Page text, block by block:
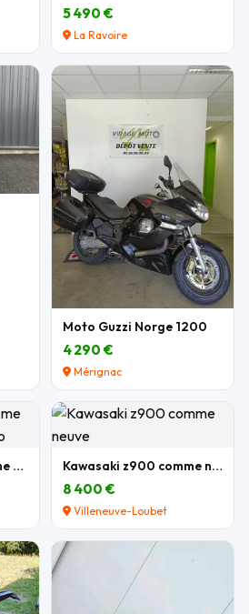
5 490 €
La Ravoire
Moto Guzzi Norge 1200
4 290 €
Mérignac
je vend ma ktm pour me acheter une autre moto Kawasaki z900 comme neuve
8 400 €
Villeneuve-Loubet